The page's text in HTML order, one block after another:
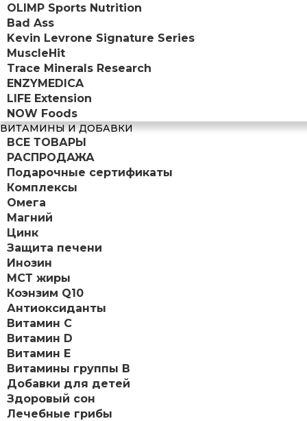
OLIMP Sports Nutrition
Bad Ass
Kevin Levrone Signature Series
MuscleHit
Trace Minerals Research
ENZYMEDICA
LIFE Extension
NOW Foods
ВИТАМИНЫ И ДОБАВКИ
ВСЕ ТОВАРЫ
РАСПРОДАЖА
Подарочные сертификаты
Комплексы
Омега
Магний
Цинк
Защита печени
Инозин
МСТ жиры
Коэнзим Q10
Антиоксиданты
Витамин С
Витамин D
Витамин Е
Витамины группы B
Добавки для детей
Здоровый сон
Лечебные грибы